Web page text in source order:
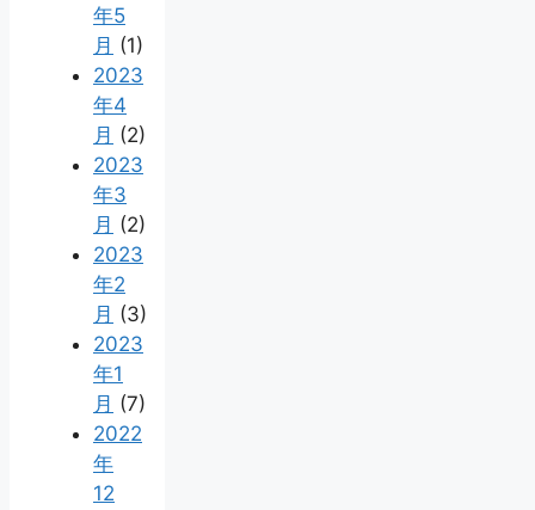
年5
月 (1)
2023
年4
月 (2)
2023
年3
月 (2)
2023
年2
月 (3)
2023
年1
月 (7)
2022
年
12